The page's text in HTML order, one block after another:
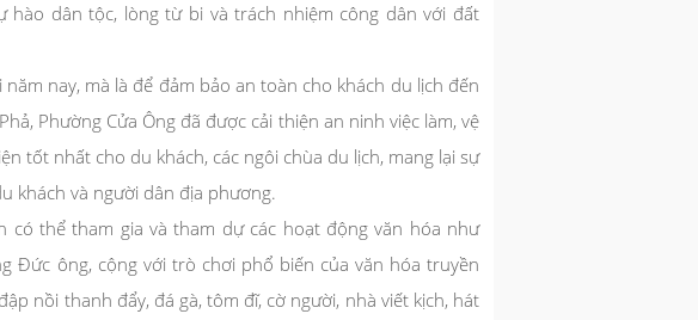
hào dân tộc, lòng từ bi và trách nhiệm công dân với đất
nay, mà là để đảm bảo an toàn cho khách du lịch đến
Phường Cửa Ông đã được cải thiện an ninh việc làm, vệ
tốt nhất cho du khách, các ngôi chùa du lịch, mang lại sự
khách và người dân địa phương.
có thể tham gia và tham dự các hoạt động văn hóa như
Đức ông, cộng với trò chơi phổ biến của văn hóa truyền
nồi thanh đẩy, đá gà, tôm đĩ, cờ người, nhà viết kịch, hát